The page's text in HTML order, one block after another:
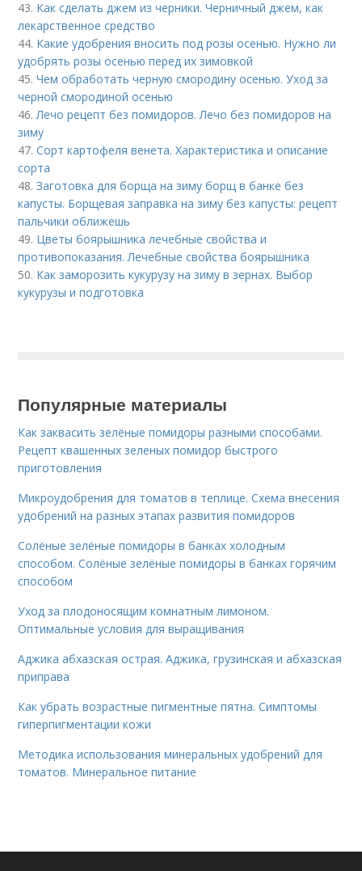
43. Как сделать джем из черники. Черничный джем, как
лекарственное средство
44. Какие удобрения вносить под розы осенью. Нужно ли
удобрять розы осенью перед их зимовкой
45.Чем обработать черную смородину осенью. Уход за
черной смородиной осенью
46.Лечо рецепт без помидоров. Лечо без помидоров на
зиму
47.Сорт картофеля венета. Характеристика и описание
сорта
48.Заготовка для борща на зиму борщ в банке без
капусты. Борщевая заправка на зиму без капусты: рецепт
пальчики оближешь
49. Цветы боярышника лечебные свойства и
противопоказания. Лечебные свойства боярышника
50. Как заморозить кукурузу на зиму в зернах. Выбор
кукурузы и подготовка
Популярные материалы
Как заквасить зелёные помидоры разными способами.
Рецепт квашенных зеленых помидор быстрого
приготовления
Микроудобрения для томатов в теплице. Схема внесения
удобрений на разных этапах развития помидоров
Солёные зелёные помидоры в банках холодным
способом. Солёные зелёные помидоры в банках горячим
способом
Уход за плодоносящим комнатным лимоном.
Оптимальные условия для выращивания
Аджика абхазская острая. Аджика, грузинская и абхазская
приправа
Как убрать возрастные пигментные пятна. Симптомы
гиперпигментации кожи
Методика использования минеральных удобрений для
томатов. Минеральное питание